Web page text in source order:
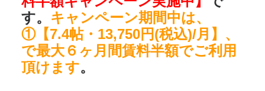
す。 キャンペーン期間中は、
①【7.4帖・13,750円(税込)/月】、
で最大６ヶ月間賃料半額でご利用
頂けます。